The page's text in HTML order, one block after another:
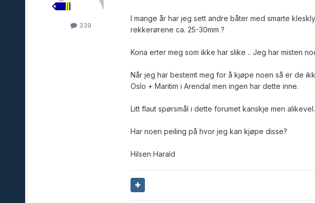
339
I mange år har jeg sett andre båter med smarte
rekkerørene ca. 25-30mm ?
Kona erter meg som ikke har slike .. Jeg har misten
Når jeg har bestemt meg for å kjøpe noen så er de
Oslo + Maritim i Arendal men ingen har dette inne.
Litt flaut spørsmål i dette forumet kanskje men
Har noen peiling på hvor jeg kan kjøpe disse?
Hilsen Harald